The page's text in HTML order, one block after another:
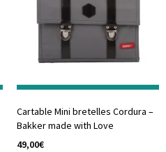
Cartable Mini bretelles Cordura –
Bakker made with Love
49,00€